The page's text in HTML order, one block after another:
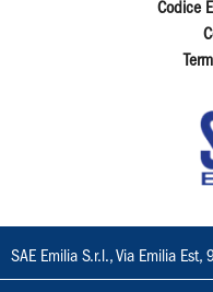
Codice
SAE Emilia S.r.l., Via Emilia